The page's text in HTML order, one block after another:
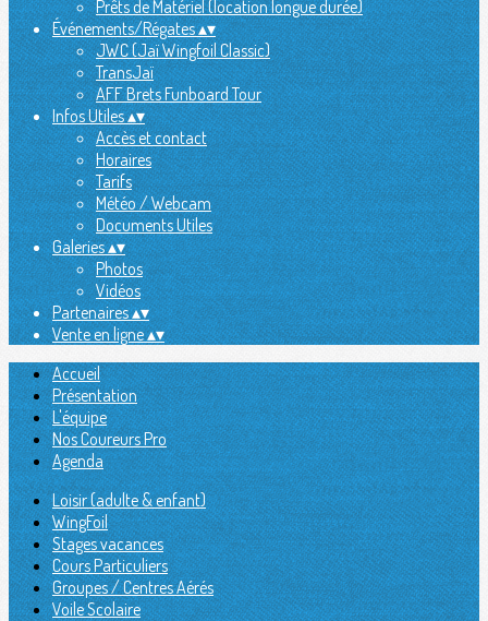
Prêts de Matériel (location longue durée)
Événements/Régates▴▾
JWC (Jaï Wingfoil Classic)
TransJaï
AFF Brets Funboard Tour
Infos Utiles▴▾
Accès et contact
Horaires
Tarifs
Météo / Webcam
Documents Utiles
Galeries▴▾
Photos
Vidéos
Partenaires▴▾
Vente en ligne▴▾
Accueil
Présentation
L'équipe
Nos Coureurs Pro
Agenda
Loisir (adulte & enfant)
WingFoil
Stages vacances
Cours Particuliers
Groupes / Centres Aérés
Voile Scolaire